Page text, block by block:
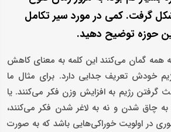
گرفت. کمی در مورد سیر تکامل
حوزه توضیح دهید.
همه گمان می‌کنند این کلمه به معنای کاهش
خودش تعریف جدایی دارد. برای مثال ما
گرفتن رژیم به افزایش وزن فکر می‌کنند. یا
به چاق شدن و نه به لاغر شدن فکر می‌کنند،
در اولویت خوراکی‌هایی باشد که به صورت